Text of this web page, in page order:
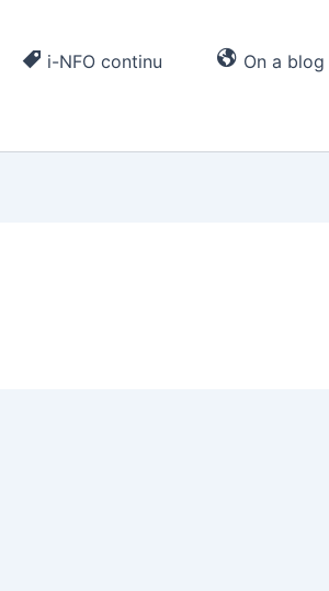
i-NFO continu
On a